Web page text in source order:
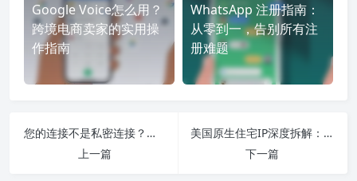
Google Voice怎么用？
跨境电商卖家的实用操
作指南
WhatsApp 注册指南：
从零到一，告别所有注
册难题
您的连接不是私密连接？不同身份的深度排查与修复指南
上一篇
美国原生住宅IP深度拆解：账号、广告、风控背后的“隐藏规则”
下一篇